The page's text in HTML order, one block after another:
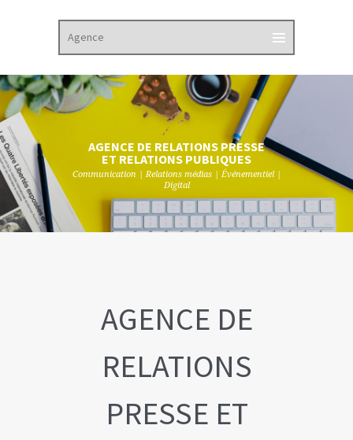
AGENCE DE RELATIONS PRESSE
ET RELATIONS PUBLIQUES
Communication | Relations médias | Événementiel |
Digital
AGENCE DE
RELATIONS
PRESSE ET